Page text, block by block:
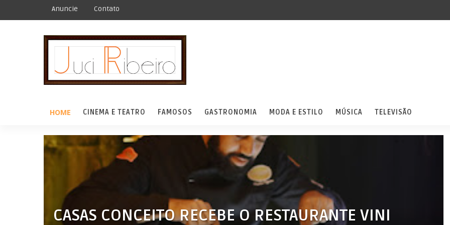
Anuncie Contato
HOME CINEMA E TEATRO FAMOSOS GASTRONOMIA MODA E ESTILO MÚSICA TELEVISÃO
CASAS CONCEITO RECEBE O RESTAURANTE VINI